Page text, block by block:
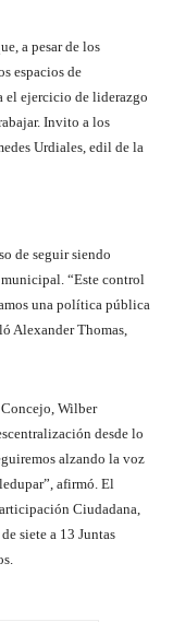
a pesar de los
espacios de
el ejercicio de liderazgo
Invito a los
Urdiales, edil de la
de seguir siendo
“Este control
una política pública
Alexander Thomas,
Wilber
desde lo
alzando la voz
afirmó. El
Ciudadana,
siete a 13 Juntas